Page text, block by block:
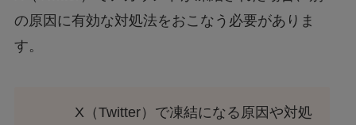
の原因に有効な対処法をおこなう必要がありま
す。
X（Twitter）で凍結になる原因や対処